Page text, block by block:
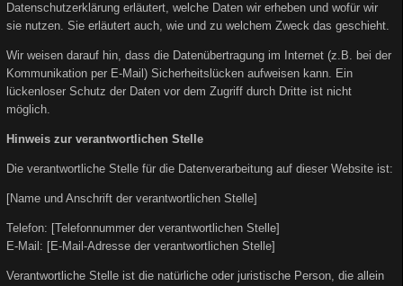
Datenschutzerklärung erläutert, welche Daten wir erheben und wofür wir
sie nutzen. Sie erläutert auch, wie und zu welchem Zweck das geschieht.
Wir weisen darauf hin, dass die Datenübertragung im Internet (z.B. bei der
Kommunikation per E-Mail) Sicherheitslücken aufweisen kann. Ein
lückenloser Schutz der Daten vor dem Zugriff durch Dritte ist nicht
möglich.
Hinweis zur verantwortlichen Stelle
Die verantwortliche Stelle für die Datenverarbeitung auf dieser Website ist:
[Name und Anschrift der verantwortlichen Stelle]
Telefon: [Telefonnummer der verantwortlichen Stelle]
E-Mail: [E-Mail-Adresse der verantwortlichen Stelle]
Verantwortliche Stelle ist die natürliche oder juristische Person, die allein